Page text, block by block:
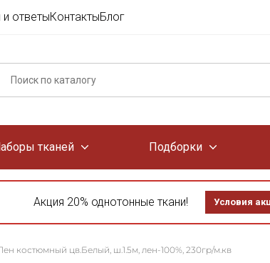
ответыКонтактыБлог
тканей Подборки
Акция 20% однотонные ткани! Условия
костюмный цв.Белый, ш.1.5м, лен-100%, 230гр/м.кв